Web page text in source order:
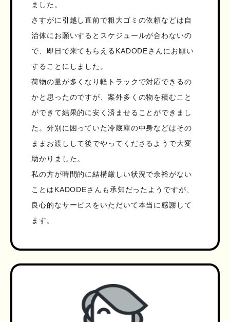
ました。
さすがに引越し直前で粗大ゴミの依頼などは自
治体にお願いするとスケジュールが合わないの
で、即日で来てもらえるKADODEさんにお願い
することにしました。
荷物の量が多くなり軽トラックで対応できるの
かと思ったのですが、案外多くの物を積むこと
ができて結果的に安く済ませることができまし
た。分別に困っていた冷蔵庫の中身などはその
ままお渡しして後でやってくださるようで大変
助かりました。
私の方が時間的に結構厳しい状況で余裕がない
ことはKADODEさんも承知だったようですが、
良心的なサービスをいただいて本当に感謝して
ます。